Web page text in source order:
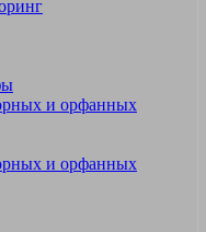
и орфанных
и орфанных